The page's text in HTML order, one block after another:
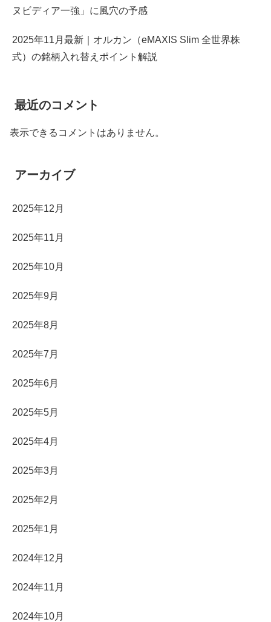
ヌビディア一強」に風穴の予感
2025年11月最新｜オルカン（eMAXIS Slim 全世界株
式）の銘柄入れ替えポイント解説
最近のコメント
表示できるコメントはありません。
アーカイブ
2025年12月
2025年11月
2025年10月
2025年9月
2025年8月
2025年7月
2025年6月
2025年5月
2025年4月
2025年3月
2025年2月
2025年1月
2024年12月
2024年11月
2024年10月